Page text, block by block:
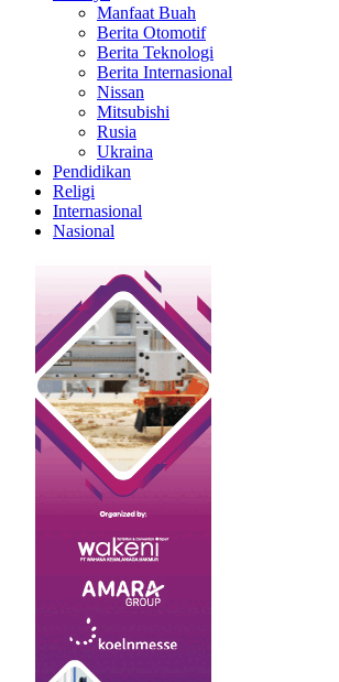
Manfaat Buah
Berita Otomotif
Berita Teknologi
Berita Internasional
Nissan
Mitsubishi
Rusia
Ukraina
Pendidikan
Religi
Internasional
Nasional